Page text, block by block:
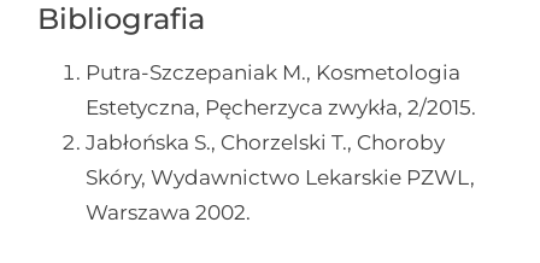
Bibliografia
Putra-Szczepaniak M., Kosmetologia
Estetyczna, Pęcherzyca zwykła, 2/2015.
Jabłońska S., Chorzelski T., Choroby
Skóry, Wydawnictwo Lekarskie PZWL,
Warszawa 2002.